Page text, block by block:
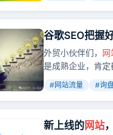
谷歌SEO把握
外贸小伙伴们， 网
是成熟企业，肯定
网站 流量持续
#网站流量 #询
新上线的网站